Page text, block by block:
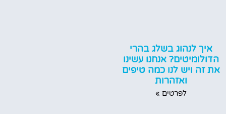
איך לנהוג בשלג בהרי
הדולומיטים? אנחנו עשינו
את זה ויש לנו כמה טיפים
ואזהרות
לפרטים »